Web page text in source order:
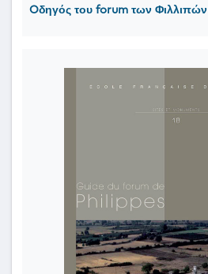
Oδηγός του forum των Φιλλιπών